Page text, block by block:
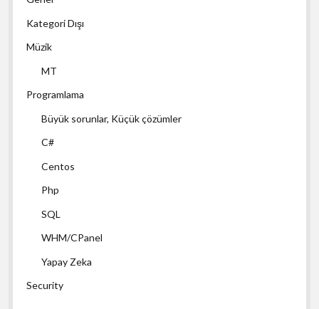
Kategori Dışı
Müzik
MT
Programlama
Büyük sorunlar, Küçük çözümler
C#
Centos
Php
SQL
WHM/CPanel
Yapay Zeka
Security